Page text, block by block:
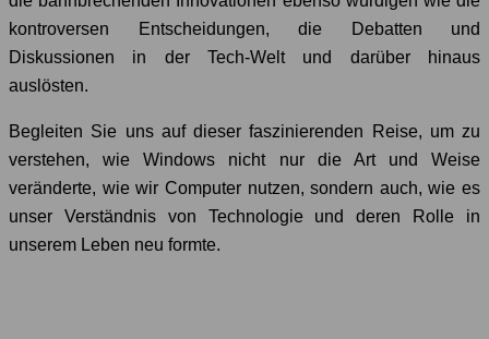
kontroversen Entscheidungen, die Debatten und
Diskussionen in der Tech-Welt und darüber hinaus
auslösten.
Begleiten Sie uns auf dieser faszinierenden Reise, um zu
verstehen, wie Windows nicht nur die Art und Weise
veränderte, wie wir Computer nutzen, sondern auch, wie es
unser Verständnis von Technologie und deren Rolle in
unserem Leben neu formte.